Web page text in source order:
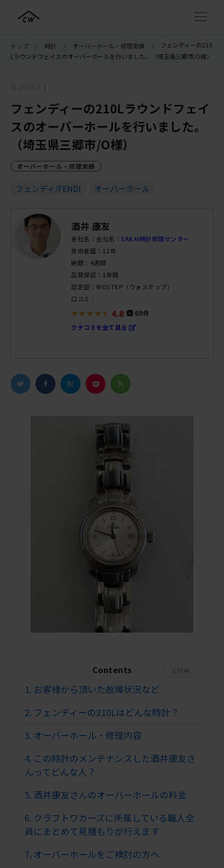
トップ 時計 オーバーホール・修理実績
フェンディーの210
Lラウンドフェイスのオーバーホールを行いました。（埼玉県三郷市/O様）
フェンディーの210Lラウンドフェイ
スのオーバーホールを行いました。
（埼玉県三郷市/O様）
オーバーホール・修理実績
フェンディ/FENDI オーバーホール
酒井 康友
会社名：会社名：SAKAI時計修理センター
技術者歴：12年
納期：4週間
品質保証：1年間
認定証：WOSTEP（ウォステップ）
口コミ：
4.8 69件
クチコミを全て見る
Contents Close
1. お客様から頂いた故障状況など
2. フェンディーの210Lはどんな時計？
3. オーバーホール・修理内容
4. この時計のメンテナンスした酒井康友さ
んってどんな人？
5. 酒井康友さんのオーバーホールの料金
6. クラフトワカーズに所属している職人全
員にまとめて見積もりが行えます
7. オーバーホールをご検討の方へ